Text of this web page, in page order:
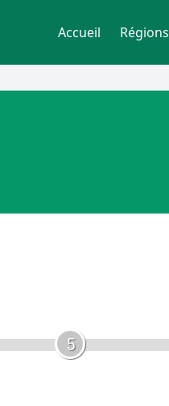
Accueil Régions
5